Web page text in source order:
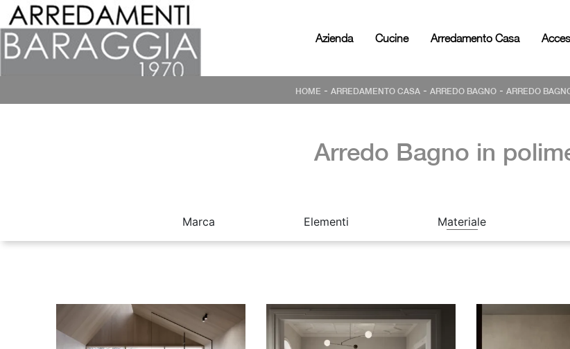
Azienda Cucine Arredamento Casa
HOME - ARREDAMENTO CASA- ARREDO BAGNO- ARREDO
Arredo Bagno in
Marca Elementi Materiale